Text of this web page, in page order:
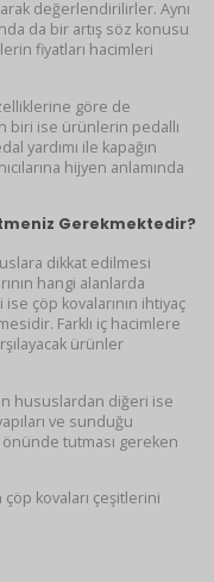
değerlendirilirler. Aynı
da bir artış söz konusu
fiyatları hacimleri
göre de
biri ise ürünlerin pedallı
yardımı ile kapağın
hijyen anlamında
Gerekmektedir?
dikkat edilmesi
hangi alanlarda
ise çöp kovalarının ihtiyaç
Farklı iç hacimlere
ürünler
hususlardan diğeri ise
ve sunduğu
önünde tutması gereken
kovaları çeşitlerini